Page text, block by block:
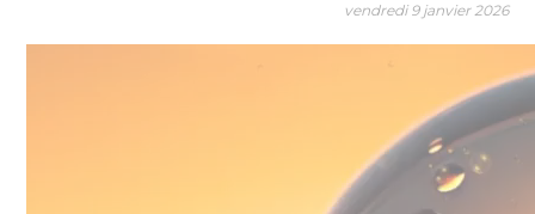
vendredi 9 janvier 2026